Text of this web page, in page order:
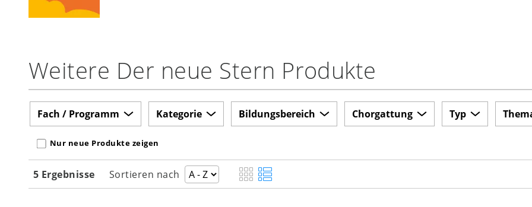
Weitere Der neue Stern Produkte
Nur neue Produkte zeigen
Fach / Programm Kategorie Bildungsbereich Chorgattung Typ
5 Ergebnisse Sortieren nach